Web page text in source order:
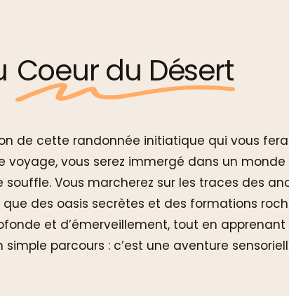
Coeur du Désert
de cette randonnée initiatique qui vous
voyage, vous serez immergé dans un
Vous marcherez sur les traces des
des oasis secrètes et des formations
et d’émerveillement, tout en
simple parcours : c’est une aventure